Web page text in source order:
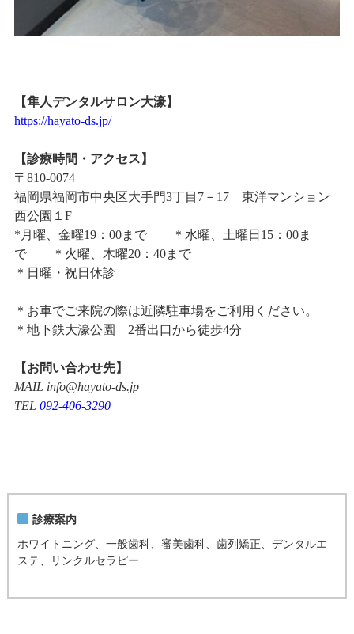
【隼人デンタルサロン大濠】
https://hayato-ds.jp/
【診療時間・アクセス】
〒810-0074
福岡県福岡市中央区大手門3丁目7－17 東洋マンション
西公園１F
*月曜、金曜19：00まで ＊水曜、土曜日15：00ま
で ＊火曜、木曜20：40まで
＊日曜・祝日休診
＊お車でご来院の際は近隣駐車場をご利用ください。
＊地下鉄大濠公園 2番出口から徒歩4分
【お問い合わせ先】
MAIL info@hayato-ds.jp
TEL 092-406-3290
診療案内
ホワイトニング、一般歯科、審美歯科、歯列矯正、デンタルエ
ステ、リンクルセラピー